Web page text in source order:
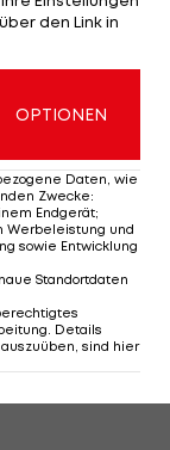
Partie
dem
ist ein
1.
1893
April 11,
den Link in
OPTIONEN
Daten, wie
Zwecke:
Endgerät;
Werbeleistung und
sowie Entwicklung
Standortdaten
Details
sind hier